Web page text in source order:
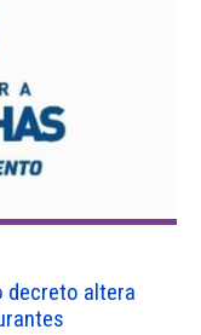
decreto altera